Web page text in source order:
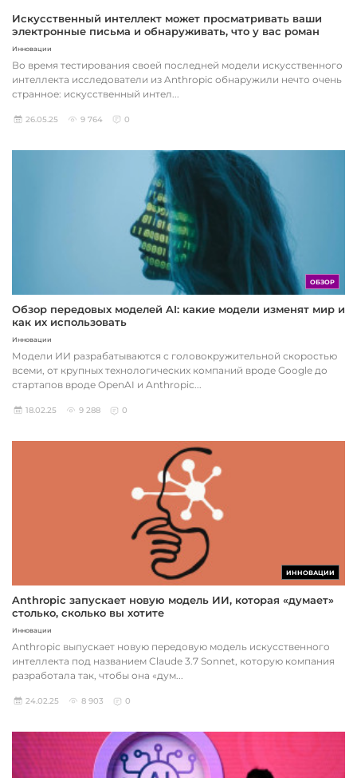
Искусственный интеллект может просматривать ваши
электронные письма и обнаруживать, что у вас роман
Инновации
Во время тестирования своей последней модели искусственного
интеллекта исследователи из Anthropic обнаружили нечто очень
странное: искусственный интел...
26.05.25 9 764 0
ОБЗОР
Обзор передовых моделей AI: какие модели изменят мир и
как их использовать
Инновации
Модели ИИ разрабатываются с головокружительной скоростью
всеми, от крупных технологических компаний вроде Google до
стартапов вроде OpenAI и Anthropic...
18.02.25 9 288 0
ИННОВАЦИИ
Anthropic запускает новую модель ИИ, которая «думает»
столько, сколько вы хотите
Инновации
Anthropic выпускает новую передовую модель искусственного
интеллекта под названием Claude 3.7 Sonnet, которую компания
разработала так, чтобы она «дум...
24.02.25 8 903 0